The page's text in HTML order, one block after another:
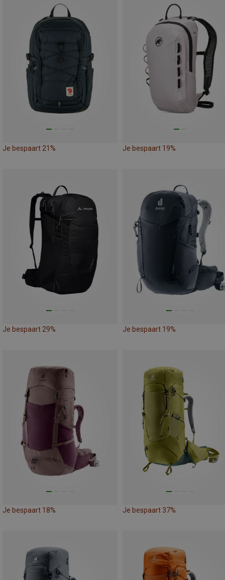
Je bespaart 21% Je bespaart 19%
Je bespaart 29% Je bespaart 19%
Je bespaart 18% Je bespaart 37%